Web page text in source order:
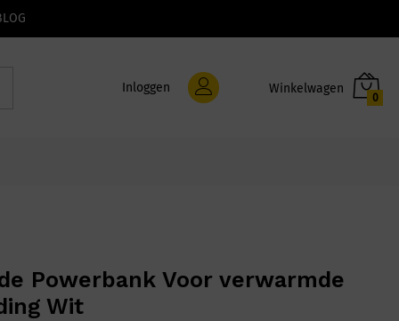
Inloggen
0
Powerbank Voor verwarmde
Wit